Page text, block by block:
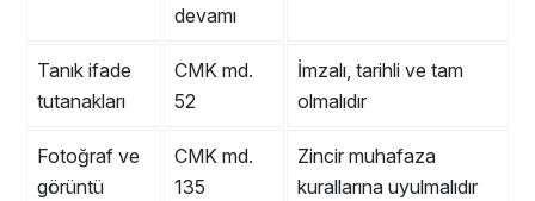
devamı
Tanık ifade
tutanakları
CMK md.
52
İmzalı, tarihli ve tam
olmalıdır
Fotoğraf ve
görüntü
CMK md.
135
Zincir muhafaza
kurallarına uyulmalıdır